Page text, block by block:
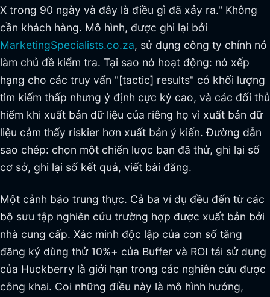
X trong 90 ngày và đây là điều gì đã xảy ra." Không
cần khách hàng. Mô hình, được ghi lại bởi
MarketingSpecialists.co.za, sử dụng công ty chính nó
làm chủ đề kiểm tra. Tại sao nó hoạt động: nó xếp
hạng cho các truy vấn "[tactic] results" có khối lượng
tìm kiếm thấp nhưng ý định cực kỳ cao, và các đối thủ
hiếm khi xuất bản dữ liệu của riêng họ vì xuất bản dữ
liệu cảm thấy riskier hơn xuất bản ý kiến. Đường dẫn
sao chép: chọn một chiến lược bạn đã thử, ghi lại số
cơ sở, ghi lại số kết quả, viết bài đăng.
Một cảnh báo trung thực. Cả ba ví dụ đều đến từ các
bộ sưu tập nghiên cứu trường hợp được xuất bản bởi
nhà cung cấp. Xác minh độc lập của con số tăng
đăng ký dùng thử 10%+ của Buffer và ROI tái sử dụng
của Huckberry là giới hạn trong các nghiên cứu được
công khai. Coi những điều này là mô hình hướng,